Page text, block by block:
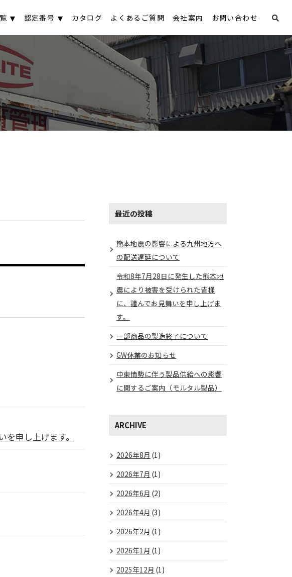
認定番号 カタログ よくあるご質問 会社案内 お問い合わせ
申し上げます。
最近の投稿
熊本地震の影響による九州地方へ
の配送遅延について
令和8年7月28日に発生した熊本地
震により被害を受けられた皆様
に、謹んでお見舞いを申し上げま
す。
一部商品の製造終了について
GW休業のお知らせ
中東情勢に伴う製品供給への影響
に関するご案内（モルタル製品）
ARCHIVE
2026年8月 (1)
2026年7月 (1)
2026年6月 (2)
2026年4月 (3)
2026年2月 (1)
2026年1月 (1)
2025年12月 (1)